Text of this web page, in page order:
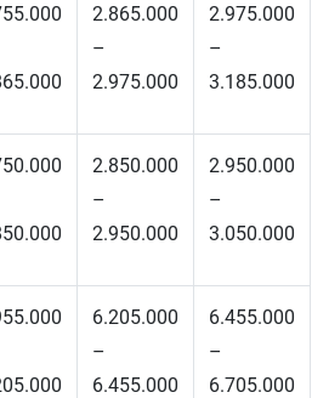
2.865.000
–
2.975.000
2.975.000
–
3.185.000
2.850.000
–
2.950.000
2.950.000
–
3.050.000
6.205.000
–
6.455.000
6.455.000
–
6.705.000